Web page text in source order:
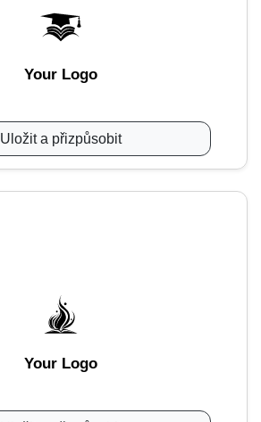
Your Logo
Uložit a přizpůsobit
Your Logo